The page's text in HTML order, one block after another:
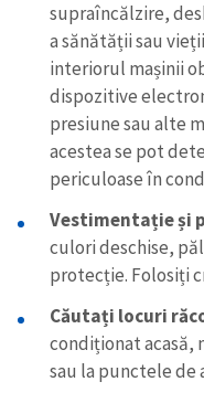
Trimite o informație
in English
supraîncălzire,
a sănătății sau
interiorul mașinii
dispozitive
presiune sau alte
acestea se pot
periculoase în
Vestimentație și
culori deschise,
protecție. Folosiți
Căutați locuri
condiționat acasă,
sau la punctele de